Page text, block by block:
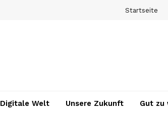
Startseite
Digitale Welt Unsere Zukunft Gut zu